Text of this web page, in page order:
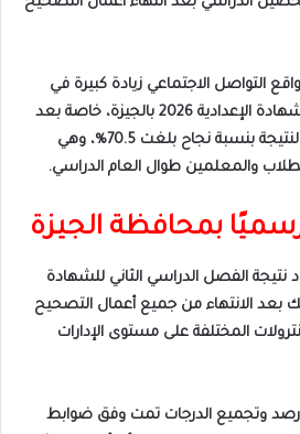
التواصل الاجتماعي زيادة كبيرة في
معدلات البحث عن نتيجة الشهادة الإعدادية 2026 بالجيزة، خاصة بعد
الإعلان الرسمي عن اعتماد النتيجة بنسبة نجاح بلغت 70.5%، وهي
والمعلمين طوال العام الدراسي.
رسميًا بمحافظة الجيزة
نتيجة الفصل الدراسي الثاني للشهادة
بعد الانتهاء من جميع أعمال التصحيح
المختلفة على مستوى الإدارات
رصد وتجميع الدرجات تمت وفق ضوابط